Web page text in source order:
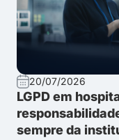
20/07/2026
LGPD em
sempre da